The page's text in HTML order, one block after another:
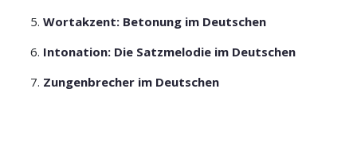
Wortakzent: Betonung im Deutschen
Intonation: Die Satzmelodie im Deutschen
Zungenbrecher im Deutschen